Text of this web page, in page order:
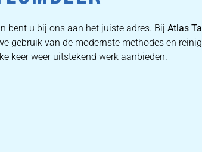
bent u bij ons aan het juiste adres. Bij Atlas
gebruik van de modernste methodes en
keer weer uitstekend werk aanbieden.